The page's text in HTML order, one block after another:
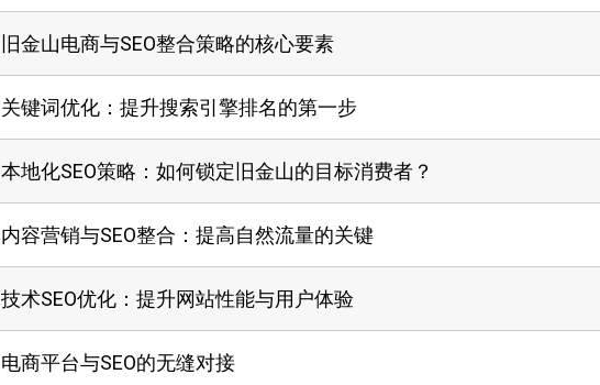
旧金山电商与SEO整合策略的核心要素
关键词优化：提升搜索引擎排名的第一步
本地化SEO策略：如何锁定旧金山的目标消费者？
内容营销与SEO整合：提高自然流量的关键
技术SEO优化：提升网站性能与用户体验
电商平台与SEO的无缝对接